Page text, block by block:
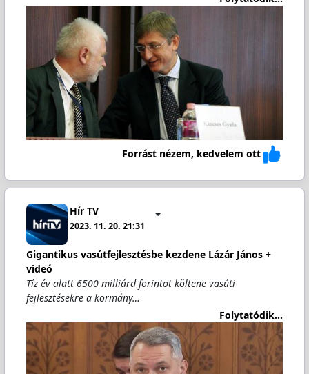
Forrást nézem, kedvelem ott
Hír TV
2023. 11. 20. 21:31
Gigantikus vasútfejlesztésbe kezdene Lázár János +
videó
Tíz év alatt 6500 milliárd forintot költene vasúti
fejlesztésekre a kormány…
Folytatódik...